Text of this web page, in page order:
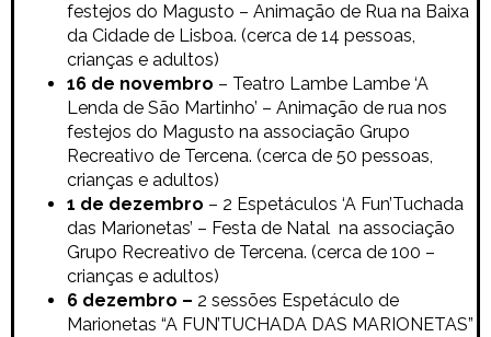
festejos do Magusto – Animação de Rua na Baixa
da Cidade de Lisboa. (cerca de 14 pessoas,
crianças e adultos)
16 de novembro – Teatro Lambe Lambe ‘A
Lenda de São Martinho’ – Animação de rua nos
festejos do Magusto na associação Grupo
Recreativo de Tercena. (cerca de 50 pessoas,
crianças e adultos)
1 de dezembro – 2 Espetáculos ‘A Fun’Tuchada
das Marionetas’ – Festa de Natal na associação
Grupo Recreativo de Tercena. (cerca de 100 –
crianças e adultos)
6 dezembro – 2 sessões Espetáculo de
Marionetas “A FUN’TUCHADA DAS MARIONETAS”